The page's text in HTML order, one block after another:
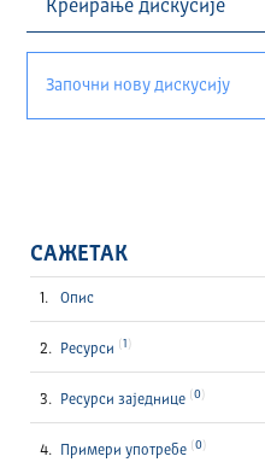
Започни нову дискусију
САЖЕТАК
Опис
Ресурси 1
Ресурси заједнице 0
Примери употребе 0